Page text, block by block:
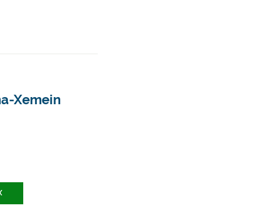
Xemein